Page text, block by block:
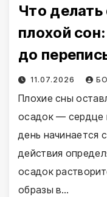
Что делать
плохой
до
11.07.2026
Плохие сны
осадок — сердце
день начинается
действия
осадок
образы в…